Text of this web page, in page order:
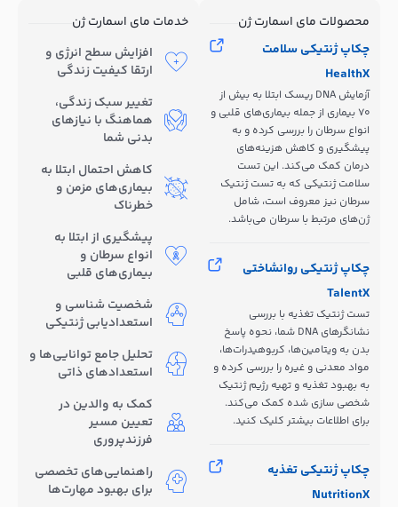
خدمات مای اسمارت ژن
افزایش سطح انرژی و
ارتقا کیفیت زندگی
تغییر سبک زندگی،
هماهنگ با نیازهای
بدنی شما
کاهش احتمال ابتلا به
بیماری‌های مزمن و
خطرناک
پیشگیری از ابتلا به
انواع سرطان و
بیماری‌های قلبی
شخصیت شناسی و
استعدادیابی ژنتیکی
تحلیل جامع توانایی‌ها و
استعدادهای ذاتی
کمک به والدین در
تعیین مسیر
فرزندپروری
راهنمایی‌های تخصصی
برای بهبود مهارت‌ها
محصولات مای اسمارت ژن
چکاپ ژنتیکی سلامت
HealthX
آزمایش DNA ریسک ابتلا به بیش از
70 بیماری از جمله بیماری‌های قلبی و
انواع سرطان را بررسی کرده و به
پیشگیری و کاهش هزینه‌های
درمان کمک می‌کند. این تست
سلامت ژنتیکی که به تست ژنتیک
سرطان نیز معروف است، شامل
ژن‌های مرتبط با سرطان می‌باشد.
چکاپ ژنتیکی روانشاختی
TalentX
تست ژنتیک تغذیه با بررسی
نشانگرهای DNA شما، نحوه پاسخ
بدن به ویتامین‌ها، کربوهیدرات‌ها،
مواد معدنی و غیره را بررسی کرده و
به بهبود تغذیه و تهیه رژیم ژنتیک
شخصی سازی شده کمک می‌کند.
برای اطلاعات بیشتر کلیک کنید.
چکاپ ژنتیکی تغذیه
NutritionX